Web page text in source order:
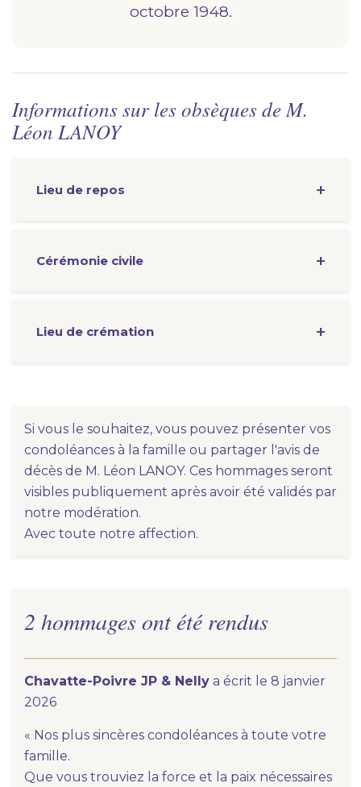
octobre 1948.
Informations sur les obsèques de M.
Léon LANOY
Lieu de repos
Cérémonie civile
Lieu de crémation
Si vous le souhaitez, vous pouvez présenter vos
condoléances à la famille ou partager l'avis de
décès de M. Léon LANOY. Ces hommages seront
visibles publiquement après avoir été validés par
notre modération.
Avec toute notre affection.
2 hommages ont été rendus
Chavatte-Poivre JP & Nelly a écrit le 8 janvier
2026
« Nos plus sincères condoléances à toute votre
famille.
Que vous trouviez la force et la paix nécessaires